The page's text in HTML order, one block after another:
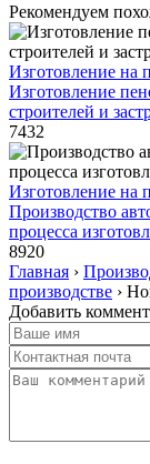
Рекомендуем
Изготовление на
Изготовление
строителей и
7432
Изготовление на
Производство
процесса
8920
Главная ›
производстве ›
Добавить